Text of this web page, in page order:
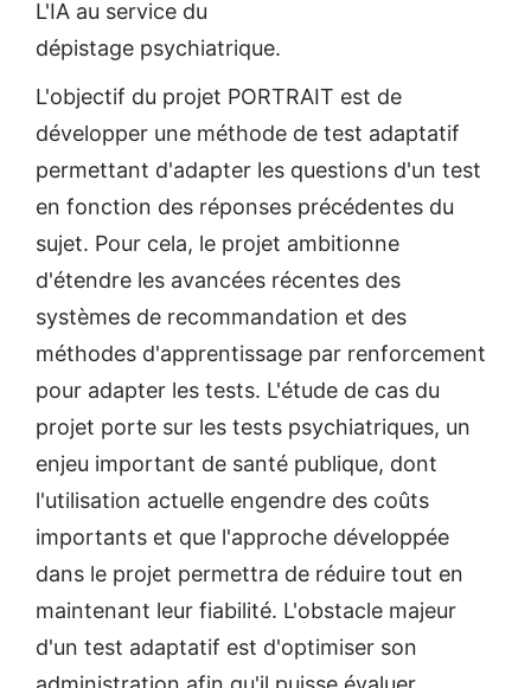
L'IA au service du
dépistage psychiatrique.
L'objectif du projet PORTRAIT est de
développer une méthode de test adaptatif
permettant d'adapter les questions d'un test
en fonction des réponses précédentes du
sujet. Pour cela, le projet ambitionne
d'étendre les avancées récentes des
systèmes de recommandation et des
méthodes d'apprentissage par renforcement
pour adapter les tests. L'étude de cas du
projet porte sur les tests psychiatriques, un
enjeu important de santé publique, dont
l'utilisation actuelle engendre des coûts
importants et que l'approche développée
dans le projet permettra de réduire tout en
maintenant leur fiabilité. L'obstacle majeur
d'un test adaptatif est d'optimiser son